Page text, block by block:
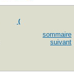
(
sommaire
suivant